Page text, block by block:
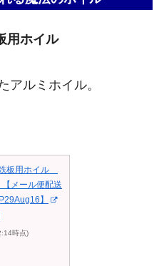
用ホイル
アルミホイル。
板用ホイル
メール便配送
】
時点)